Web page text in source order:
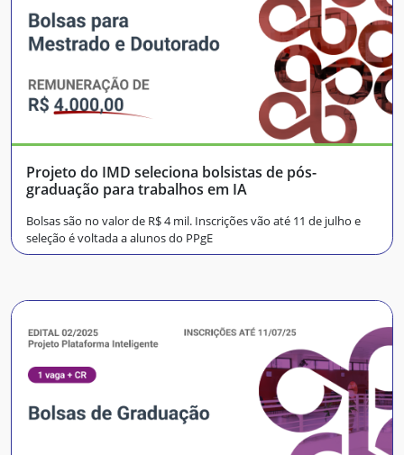
Projeto do IMD seleciona bolsistas de pós-
graduação para trabalhos em IA
Bolsas são no valor de R$ 4 mil. Inscrições vão até 11 de julho e
seleção é voltada a alunos do PPgE